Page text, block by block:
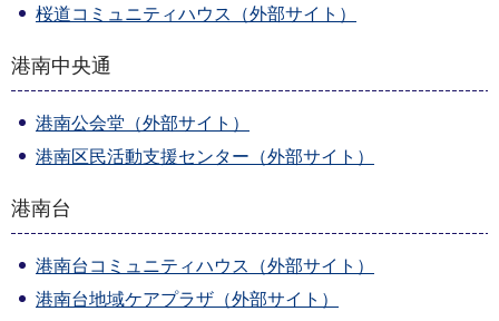
桜道コミュニティハウス（外部サイト）
港南中央通
港南公会堂（外部サイト）
港南区民活動支援センター（外部サイト）
港南台
港南台コミュニティハウス（外部サイト）
港南台地域ケアプラザ（外部サイト）